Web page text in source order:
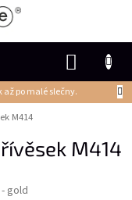
po malé slečny.
M414
M414
gold